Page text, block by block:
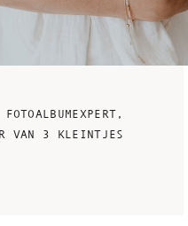
VAN 3 KLEINTJES